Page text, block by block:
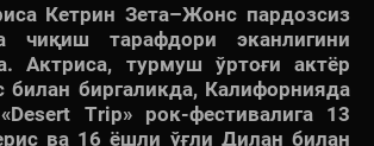
Кетрин Зета–Жонс пардозсиз
чиқиш тарафдори эканлигини
Актриса, турмуш ўртоғи актёр
билан биргаликда, Калифорнияда
Trip» рок-фестивалига 13
ва 16 ёшли ўғли Дилан билан